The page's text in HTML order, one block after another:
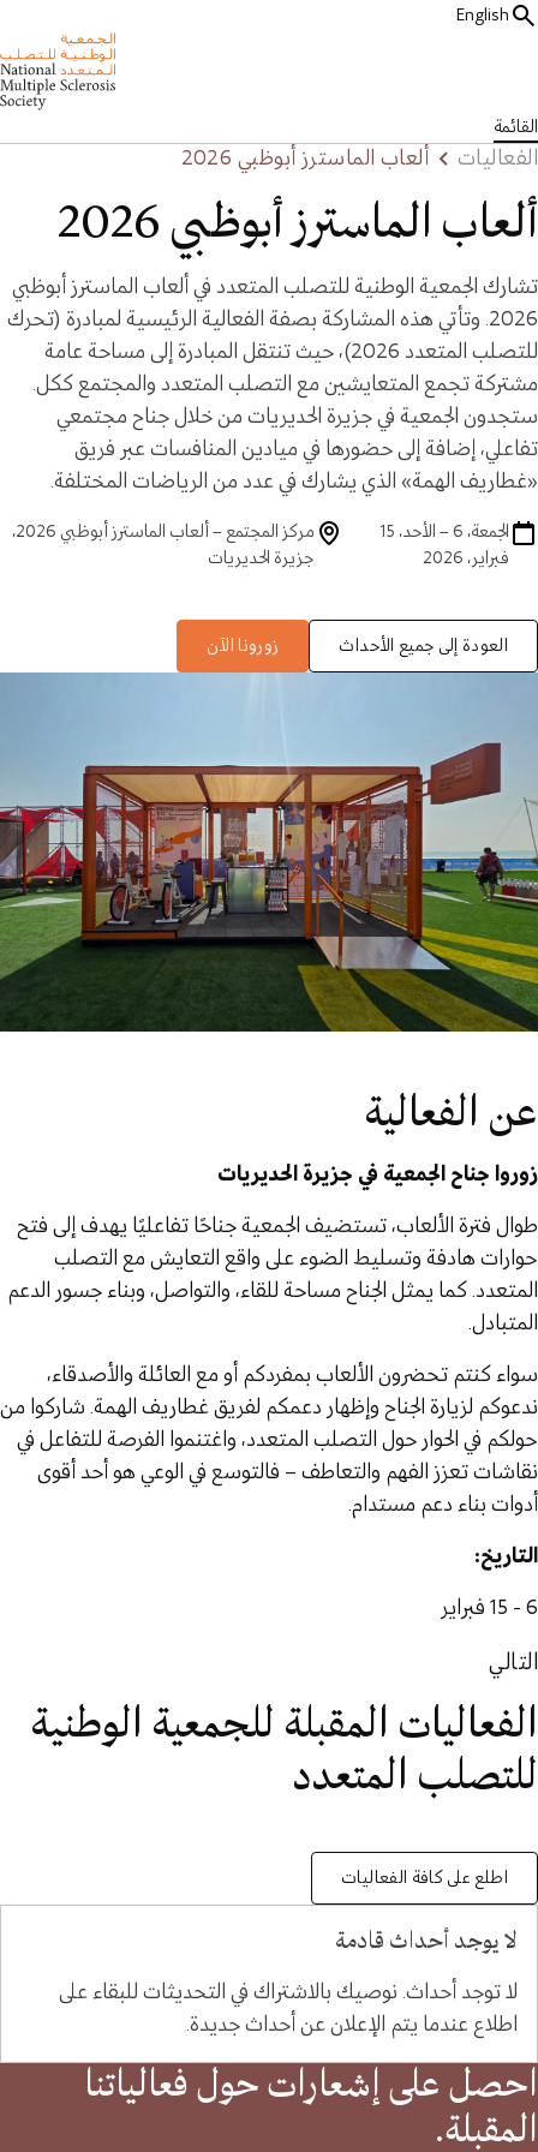
English
القائمة
الفعاليات ألعاب الماسترز أبوظبي 2026
ألعاب الماسترز أبوظبي 2026
تشارك الجمعية الوطنية للتصلب المتعدد في ألعاب الماسترز أبوظبي
2026. وتأتي هذه المشاركة بصفة الفعالية الرئيسية لمبادرة (تحرك
للتصلب المتعدد 2026)، حيث تنتقل المبادرة إلى مساحة عامة
مشتركة تجمع المتعايشين مع التصلب المتعدد والمجتمع ككل.
ستجدون الجمعية في جزيرة الحديريات من خلال جناح مجتمعي
تفاعلي، إضافة إلى حضورها في ميادين المنافسات عبر فريق
«غطاريف الهمة» الذي يشارك في عدد من الرياضات المختلفة.
الجمعة، 6 – الأحد، 15
فبراير، 2026
مركز المجتمع – ألعاب الماسترز أبوظبي 2026،
جزيرة الحديريات
العودة إلى جميع الأحداث زورونا الآن
عن الفعالية
زوروا جناح الجمعية في جزيرة الحديريات
طوال فترة الألعاب، تستضيف الجمعية جناحًا تفاعليًا يهدف إلى فتح
حوارات هادفة وتسليط الضوء على واقع التعايش مع التصلب
المتعدد. كما يمثل الجناح مساحة للقاء، والتواصل، وبناء جسور الدعم
المتبادل.
سواء كنتم تحضرون الألعاب بمفردكم أو مع العائلة والأصدقاء،
ندعوكم لزيارة الجناح وإظهار دعمكم لفريق غطاريف الهمة. شاركوا من
حولكم في الحوار حول التصلب المتعدد، واغتنموا الفرصة للتفاعل في
نقاشات تعزز الفهم والتعاطف – فالتوسع في الوعي هو أحد أقوى
أدوات بناء دعم مستدام.
التاريخ:
6 - 15 فبراير
التالي
الفعاليات المقبلة للجمعية الوطنية
للتصلب المتعدد
اطلع على كافة الفعاليات
لا يوجد أحداث قادمة
لا توجد أحداث. نوصيك بالاشتراك في التحديثات للبقاء على
اطلاع عندما يتم الإعلان عن أحداث جديدة.
احصل على إشعارات حول فعالياتنا
المقبلة.